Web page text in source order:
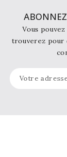
Vous
trouverez pour